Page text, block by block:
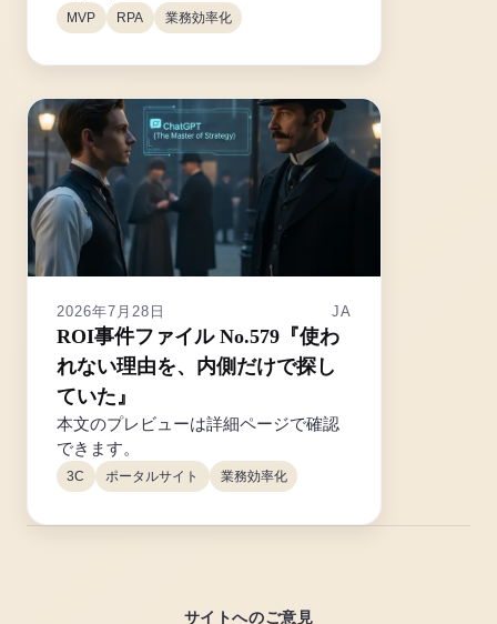
MVP RPA 業務効率化
2026年7月28日 JA
ROI事件ファイル No.579『使わ
れない理由を、内側だけで探し
ていた』
本文のプレビューは詳細ページで確認
できます。
3C ポータルサイト 業務効率化
サイトへのご意見